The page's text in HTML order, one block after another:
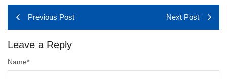
Previous Post Next Post
Leave a Reply
Name*